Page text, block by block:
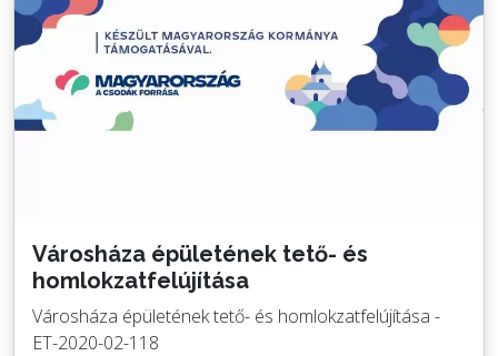
Városháza épületének tető- és
homlokzatfelújítása
Városháza épületének tető- és homlokzatfelújítása -
ET-2020-02-118